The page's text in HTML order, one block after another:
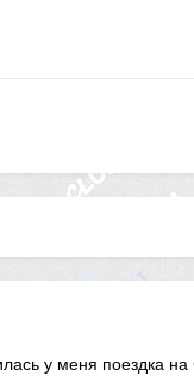
у меня поездка